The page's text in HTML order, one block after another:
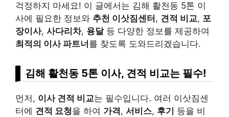
걱정하지 마세요! 이 글에서는 김해 활천동 5톤 이
사에 필요한 정보와 추천 이삿짐센터 , 견적 비교, 포
장이사, 사다리차, 용달등 다양한 정보를 제공하여
최적의 이사 파트너 를 찾도록 도와드리겠습니다.
김해 활천동 5톤 이사, 견적 비교는 필수!
먼저, 이사 견적 비교는 필수입니다. 여러 이삿짐센
터에 견적 요청을 하여 가격, 서비스, 후기
등을 비